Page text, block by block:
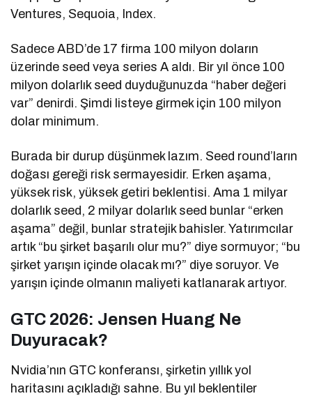
Ventures, Sequoia, Index.
Sadece ABD’de 17 firma 100 milyon doların
üzerinde seed veya series A aldı. Bir yıl önce 100
milyon dolarlık seed duyduğunuzda “haber değeri
var” denirdi. Şimdi listeye girmek için 100 milyon
dolar minimum.
Burada bir durup düşünmek lazım. Seed round’ların
doğası gereği risk sermayesidir. Erken aşama,
yüksek risk, yüksek getiri beklentisi. Ama 1 milyar
dolarlık seed, 2 milyar dolarlık seed bunlar “erken
aşama” değil, bunlar stratejik bahisler. Yatırımcılar
artık “bu şirket başarılı olur mu?” diye sormuyor; “bu
şirket yarışın içinde olacak mı?” diye soruyor. Ve
yarışın içinde olmanın maliyeti katlanarak artıyor.
GTC 2026: Jensen Huang Ne
Duyuracak?
Nvidia’nın GTC konferansı, şirketin yıllık yol
haritasını açıkladığı sahne. Bu yıl beklentiler